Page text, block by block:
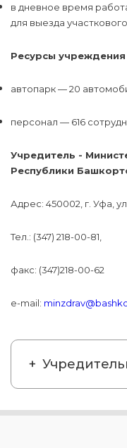
в дневное время
для выезда
Ресурсы учреждения
автопарк — 20
персонал — 616
Учредитель -
Республики
Адрес: 450002, г. Уфа,
Тел.: (347) 218-00-81,
факс: (347)218-00-62
e-mail: